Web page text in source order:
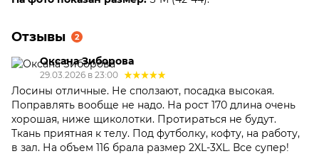
Отзывы 2
Оксана Зиборова
29.03.2026 в 23:00
Лосины отличные. Не сползают, посадка высокая.
Поправлять вообще не надо. На рост 170 длина очень
хорошая, ниже щиколотки. Протираться не будут.
Ткань приятная к телу. Под футболку, кофту, на работу,
в зал. На объем 116 брала размер 2XL-3XL. Все супер!